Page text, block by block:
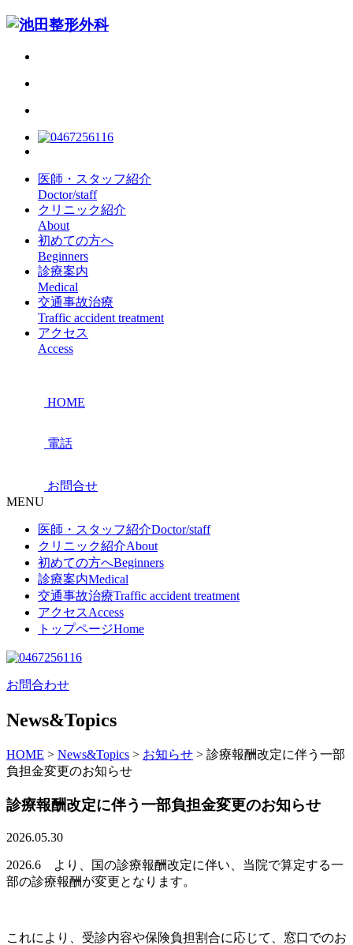
医師・スタッフ紹介
Doctor/staff
クリニック紹介
About
初めての方へ
Beginners
診療案内
Medical
交通事故治療
Traffic accident treatment
アクセス
Access
HOME
電話
お問合せ
MENU
医師・スタッフ紹介Doctor/staff
クリニック紹介About
初めての方へBeginners
診療案内Medical
交通事故治療Traffic accident treatment
アクセスAccess
トップページHome
お問合わせ
News&Topics
HOME > News&Topics > お知らせ > 診療報酬改定に伴う一部
負担金変更のお知らせ
診療報酬改定に伴う一部負担金変更のお知らせ
2026.05.30
2026.6 より、国の診療報酬改定に伴い、当院で算定する一
部の診療報酬が変更となります。
これにより、受診内容や保険負担割合に応じて、窓口でのお